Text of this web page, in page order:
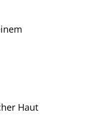
Haut